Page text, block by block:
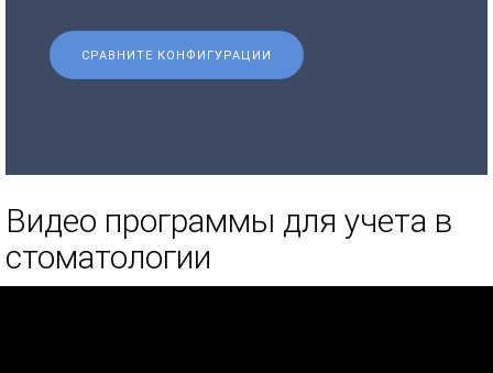
СРАВНИТЕ КОНФИГУРАЦИИ
Видео программы для учета в
стоматологии